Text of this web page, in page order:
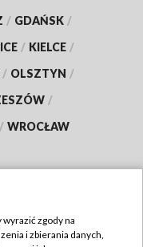
/ GDAŃSK /
/ KIELCE /
/ OLSZTYN /
/
/ WROCŁAW
zgody na
i zbierania danych,